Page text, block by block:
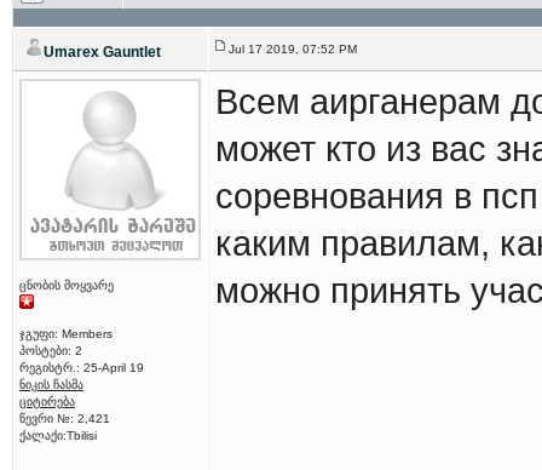
Umarex Gauntlet Jul 17 2019, 07:52 PM
ცნობის მოყვარე
ჯგუფი: Members
პოსტები: 2
რეგისტრ.: 25-April 19
ნიკის ჩასმა
ციტირება
წევრი №: 2,421
ქალაქი:Tbilisi
Всем аирганерам
может кто из вас
соревнования в
каким правилам,
можно принять